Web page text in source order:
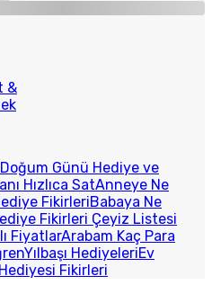
&
Doğum Günü Hediye ve
Hızlıca SatAnneye Ne
FikirleriBabaya Ne
Fikirleri Çeyiz Listesi
FiyatlarArabam Kaç Para
Yılbaşı HediyeleriEv
Fikirleri